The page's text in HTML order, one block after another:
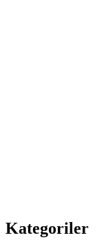
Kategoriler